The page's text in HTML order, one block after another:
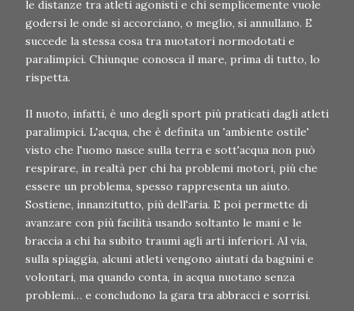
le distanze tra atleti agonisti e chi semplicemente vuole
godersi le onde si accorciano, o meglio, si annullano. E
succede la stessa cosa tra nuotatori normodotati e
paralimpici. Chiunque conosca il mare, prima di tutto, lo
rispetta.
Il nuoto, infatti, è uno degli sport più praticati dagli atleti
paralimpici. L'acqua, che è definita un 'ambiente ostile'
visto che l'uomo nasce sulla terra e sott'acqua non può
respirare, in realtà per chi ha problemi motori, più che
essere un problema, spesso rappresenta un aiuto.
Sostiene, innanzitutto, più dell'aria. E poi permette di
avanzare con più facilità usando soltanto le mani e le
braccia a chi ha subito traumi agli arti inferiori. Al via,
sulla spiaggia, alcuni atleti vengono aiutati da bagnini e
volontari, ma quando conta, in acqua nuotano senza
problemi… e concludono la gara tra abbracci e sorrisi.